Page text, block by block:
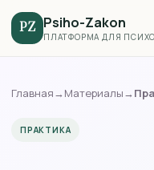
PZ Psiho-Zakon
ПЛАТФОРМА ДЛЯ
Главная→Материалы→
ПРАКТИКА